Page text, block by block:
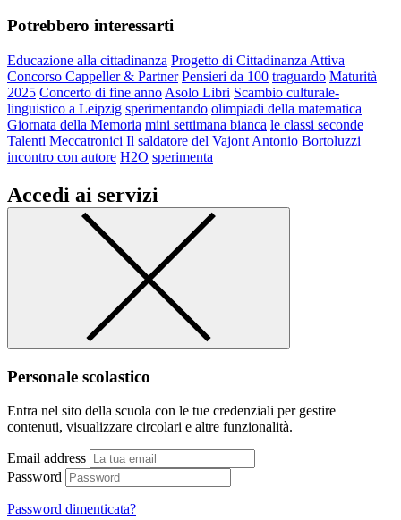
Potrebbero interessarti
Educazione alla cittadinanza Progetto di Cittadinanza Attiva
Concorso Cappeller & Partner Pensieri da 100 traguardo Maturità
2025 Concerto di fine anno Asolo Libri Scambio culturale-
linguistico a Leipzig sperimentando olimpiadi della matematica
Giornata della Memoria mini settimana bianca le classi seconde
Talenti Meccatronici Il saldatore del Vajont Antonio Bortoluzzi
incontro con autore H2O sperimenta
Accedi ai servizi
Personale scolastico
Entra nel sito della scuola con le tue credenziali per gestire
contenuti, visualizzare circolari e altre funzionalità.
Email address
Password
Password dimenticata?